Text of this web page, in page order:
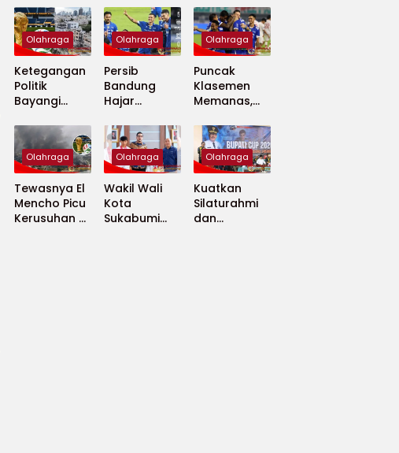
Olahraga
Ketegangan
Politik
Bayangi
Piala Dunia
2026
Olahraga
Persib
Bandung
Hajar
United 5-0,
Perkuat
Puncak
Klasemen BRI
Super
League
Olahraga
Puncak
Klasemen
Memanas,
Persija Saling
Tekan
Olahraga
Tewasnya El
Mencho Picu
Kerusuhan di
Olahraga
Wakil Wali
Kota
Sukabumi
Olahraga
Kuatkan
Silaturahmi
dan